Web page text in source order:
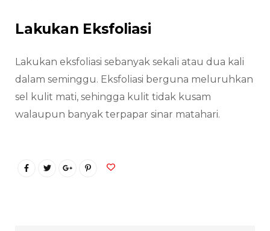
Lakukan Eksfoliasi
Lakukan eksfoliasi sebanyak sekali atau dua kali
dalam seminggu. Eksfoliasi berguna meluruhkan
sel kulit mati, sehingga kulit tidak kusam
walaupun banyak terpapar sinar matahari.